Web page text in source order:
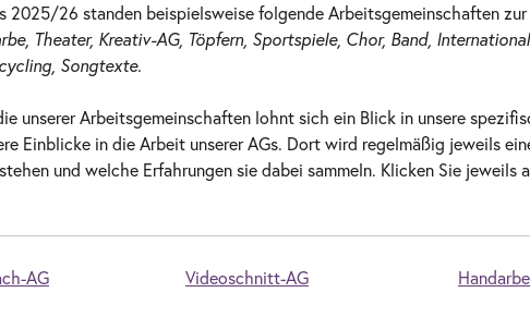
2025/26 standen beispielsweise folgende Arbeitsgemeinschaften
Theater, Kreativ-AG, Töpfern, Sportspiele, Chor, Band,
Songtexte.
unserer Arbeitsgemeinschaften lohnt sich ein Blick in unsere
Einblicke in die Arbeit unserer AGs. Dort wird regelmäßig jeweils
und welche Erfahrungen sie dabei sammeln. Klicken Sie
AG Videoschnitt-AG